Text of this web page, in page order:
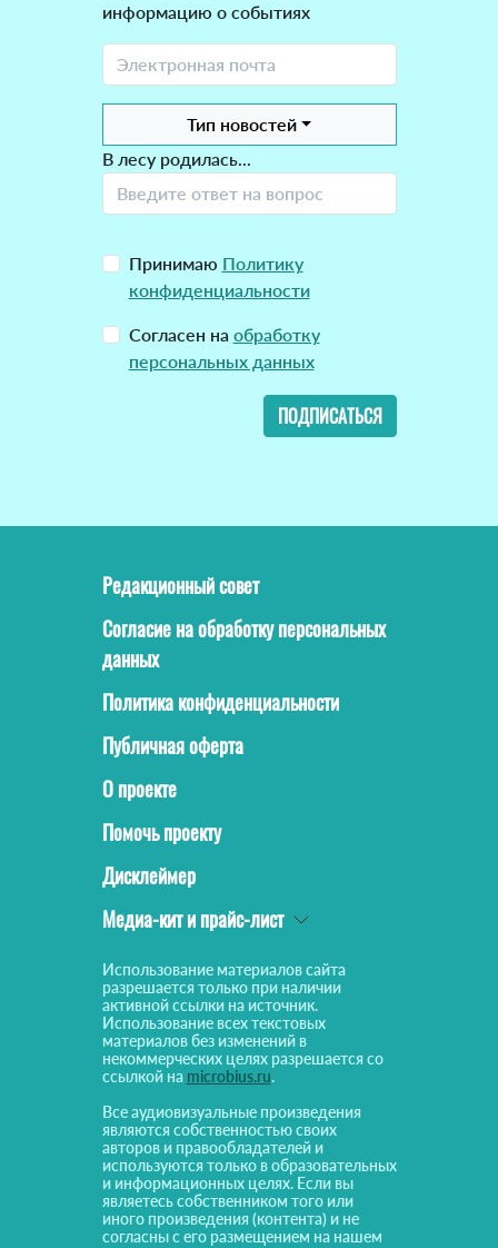
информацию о событиях
Тип новостей
В лесу родилась...
Принимаю Политику
конфиденциальности
Согласен на обработку
персональных данных
ПОДПИСАТЬСЯ
Редакционный совет
Согласие на обработку персональных
данных
Политика конфиденциальности
Публичная оферта
О проекте
Помочь проекту
Дисклеймер
Медиа-кит и прайс-лист
Использование материалов сайта
разрешается только при наличии
активной ссылки на источник.
Использование всех текстовых
материалов без изменений в
некоммерческих целях разрешается со
ссылкой на microbius.ru.
Все аудиовизуальные произведения
являются собственностью своих
авторов и правообладателей и
используются только в образовательных
и информационных целях. Если вы
являетесь собственником того или
иного произведения (контента) и не
согласны с его размещением на нашем